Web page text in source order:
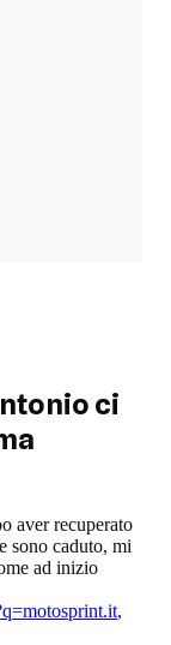
ci
aver recuperato
sono caduto, mi
ad inizio
,